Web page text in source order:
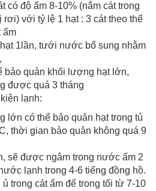
có độ ẩm 8-10% (nắm cát trong
rơi) với tỷ lệ 1 hạt : 3 cát theo thể
ẩm
1lần, tưới nước bổ sung nhằm
bảo quản khối lượng hạt lớn,
được quá 3 tháng
lạnh:
lớn có thể bảo quản hạt trong tủ
thời gian bảo quản không quá 9
sẽ được ngâm trong nước ấm 2
lạnh trong 4-6 tiếng đồng hồ.
trong cát ẩm để trong tối từ 7-10